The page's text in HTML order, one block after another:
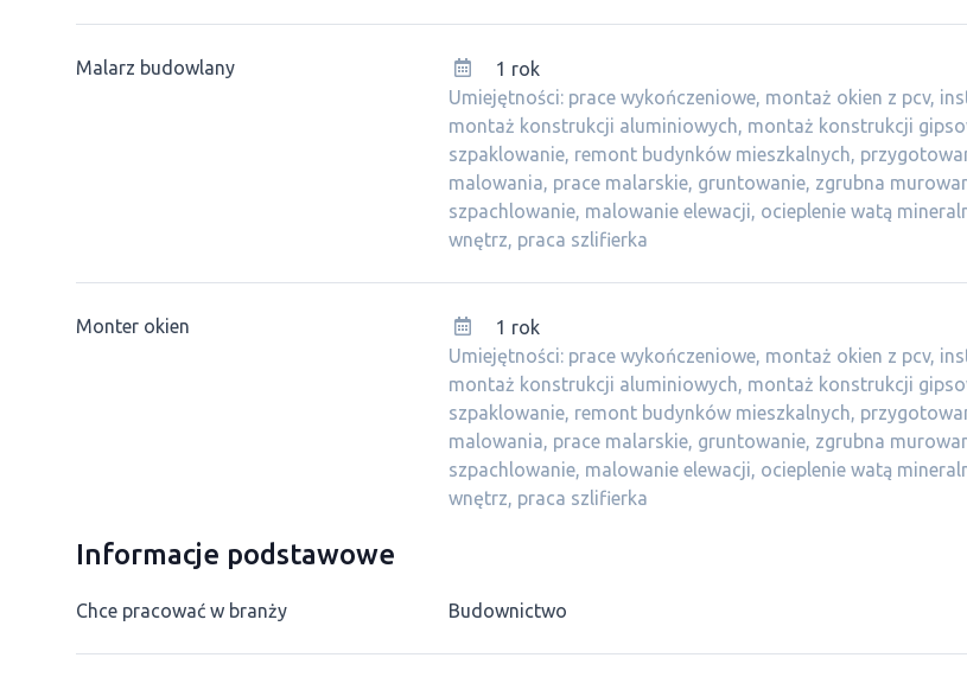
Malarz budowlany
1 rok
Umiejętności: prace wykończeniowe, montaż okien z pcv,
montaż konstrukcji aluminiowych, montaż konstrukcji
szpaklowanie, remont budynków mieszkalnych,
malowania, prace malarskie, gruntowanie, zgrubna
szpachlowanie, malowanie elewacji, ocieplenie watą
wnętrz, praca szlifierka
Monter okien
1 rok
Umiejętności: prace wykończeniowe, montaż okien z pcv,
montaż konstrukcji aluminiowych, montaż konstrukcji
szpaklowanie, remont budynków mieszkalnych,
malowania, prace malarskie, gruntowanie, zgrubna
szpachlowanie, malowanie elewacji, ocieplenie watą
wnętrz, praca szlifierka
Informacje podstawowe
Chce pracować w branży Budownictwo